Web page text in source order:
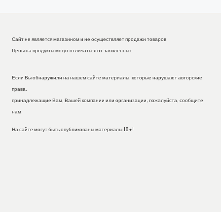
Сайт не является магазином и не осуществляет продажи товаров.
Цены на продукты могут отличаться от заявленных.
Если Вы обнаружили на нашем сайте материалы, которые нарушают авторские
права,
принадлежащие Вам, Вашей компании или организации, пожалуйста, сообщите
нам.
На сайте могут быть опубликованы материалы 18+!